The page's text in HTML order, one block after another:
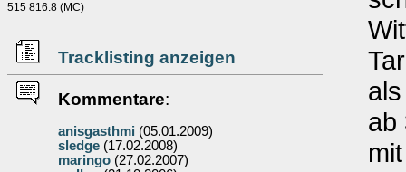
515 816.8 (MC)
Tracklisting anzeigen
Kommentare:
anisgasthmi (05.01.2009)
sledge (17.02.2008)
maringo (27.02.2007)
ab